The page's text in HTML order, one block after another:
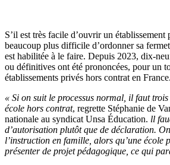
S’il est très facile d’ouvrir un
beaucoup plus difficile d’ordonner sa
est habilitée à le faire. Depuis 2023, dix-
ou définitives ont été prononcées, pour un
établissements privés hors contrat en France.
« Si on suit le processus normal, il faut
école hors contrat, regrette Stéphanie de
nationale au syndicat Unsa Éducation. ll
d’autorisation plutôt que de déclaration.
l’instruction en famille, alors qu’une école
présenter de projet pédagogique, ce qui